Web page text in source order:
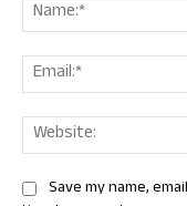
Save my name,